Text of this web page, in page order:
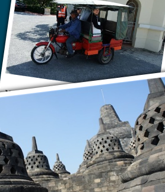
Ж/д станция Джакарта Кота